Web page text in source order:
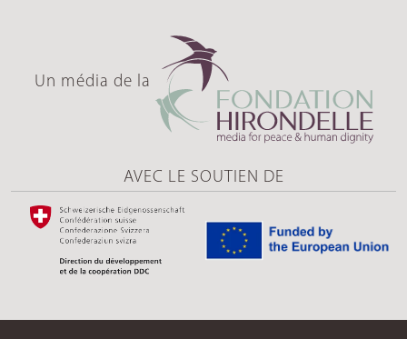
Un média de la
AVEC LE SOUTIEN DE